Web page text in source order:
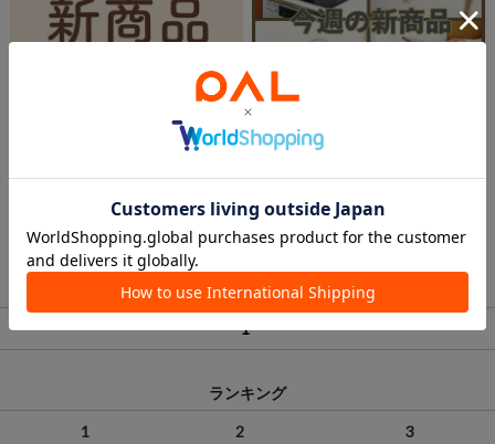
𓂃𓈒𓏸
イオンモール越谷レイクタウン店
salut!
2025.12.22
2025/12/22~
hinata
イオンモール八幡東店
salut!
1
ランキング
1 2 3